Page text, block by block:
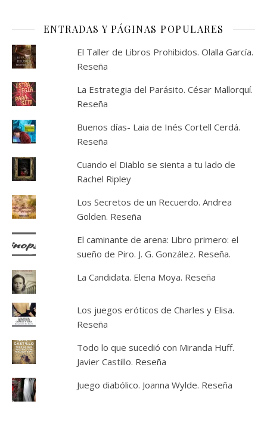
ENTRADAS Y PÁGINAS POPULARES
El Taller de Libros Prohibidos. Olalla García.
Reseña
La Estrategia del Parásito. César Mallorquí.
Reseña
Buenos días- Laia de Inés Cortell Cerdá.
Reseña
Cuando el Diablo se sienta a tu lado de
Rachel Ripley
Los Secretos de un Recuerdo. Andrea
Golden. Reseña
El caminante de arena: Libro primero: el
sueño de Piro. J. G. González. Reseña.
La Candidata. Elena Moya. Reseña
Los juegos eróticos de Charles y Elisa.
Reseña
Todo lo que sucedió con Miranda Huff.
Javier Castillo. Reseña
Juego diabólico. Joanna Wylde. Reseña